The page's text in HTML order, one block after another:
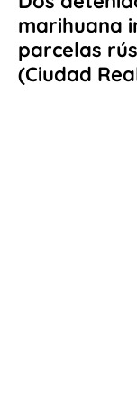
marihuana
parcelas
(Ciudad